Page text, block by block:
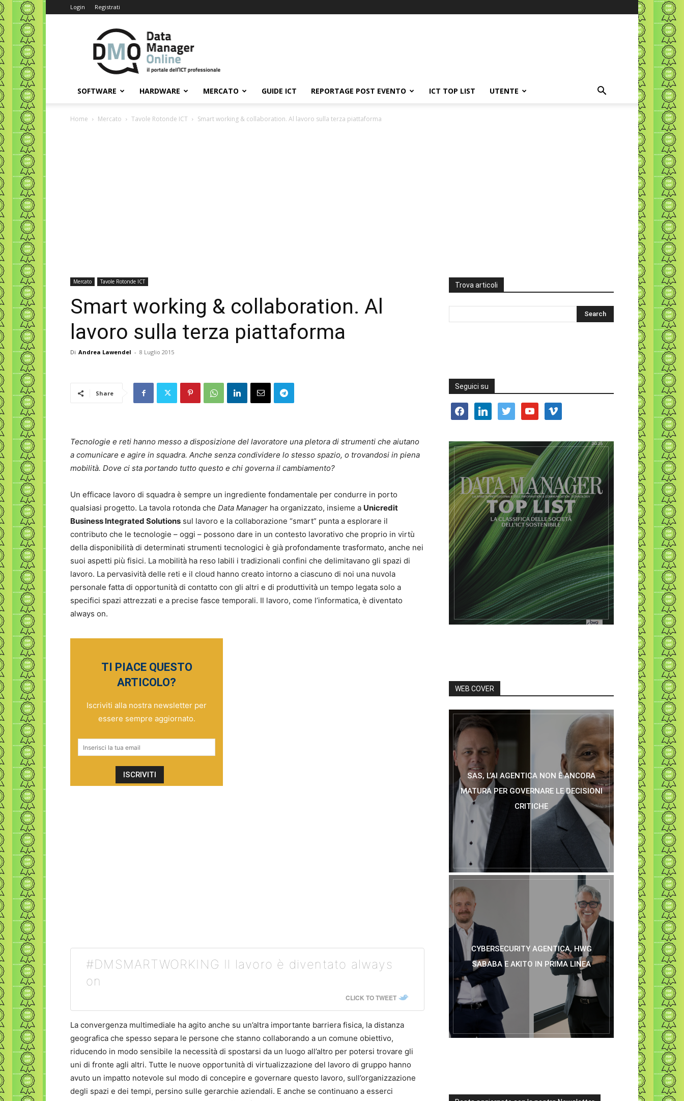
Login Registrati
Data
Manager
Online
SOFTWARE HARDWARE MERCATO GUIDE ICT REPORTAGE POST EVENTO ICT TOP LIST UTENTE
Home Mercato Tavole Rotonde ICT Smart working & collaboration. Al lavoro sulla terza piattaforma
Mercato Tavole Rotonde ICT
Smart working & collaboration. Al
lavoro sulla terza piattaforma
Di Andrea Lawendel - 8 Luglio 2015
Share
Tecnologie e reti hanno messo a disposizione del lavoratore una pletora di strumenti che aiutano
a comunicare e agire in squadra. Anche senza condividere lo stesso spazio, o trovandosi in piena
mobilità. Dove ci sta portando tutto questo e chi governa il cambiamento?
Un efficace lavoro di squadra è sempre un ingrediente fondamentale per condurre in porto
qualsiasi progetto. La tavola rotonda che Data Manager ha organizzato, insieme a Unicredit
Business Integrated Solutions sul lavoro e la collaborazione “smart” punta a esplorare il
contributo che le tecnologie – oggi – possono dare in un contesto lavorativo che proprio in virtù
della disponibilità di determinati strumenti tecnologici è già profondamente trasformato, anche nei
suoi aspetti più fisici. La mobilità ha reso labili i tradizionali confini che delimitavano gli spazi di
lavoro. La pervasività delle reti e il cloud hanno creato intorno a ciascuno di noi una nuvola
personale fatta di opportunità di contatto con gli altri e di produttività un tempo legata solo a
specifici spazi attrezzati e a precise fasce temporali. Il lavoro, come l’informatica, è diventato
always on.
TI PIACE QUESTO
ARTICOLO?
Iscriviti alla nostra newsletter per
essere sempre aggiornato.
#DMSMARTWORKING Il lavoro è diventato always
on
CLICK TO TWEET
La convergenza multimediale ha agito anche su un’altra importante barriera fisica, la distanza
geografica che spesso separa le persone che stanno collaborando a un comune obiettivo,
riducendo in modo sensibile la necessità di spostarsi da un luogo all’altro per potersi trovare gli
uni di fronte agli altri. Tutte le nuove opportunità di virtualizzazione del lavoro di gruppo hanno
avuto un impatto notevole sul modo di concepire e governare questo lavoro, sull’organizzazione
degli spazi e dei tempi, persino sulle gerarchie aziendali. E anche se continuano a esserci
Trova articoli
Seguici su
facebooklinkedin twitter youtube vimeo
WEB COVER
SAS, L’AI AGENTICA NON È ANCORA
MATURA PER GOVERNARE LE DECISIONI
CRITICHE
CYBERSECURITY AGENTICA, HWG
SABABA E AKITO IN PRIMA LINEA